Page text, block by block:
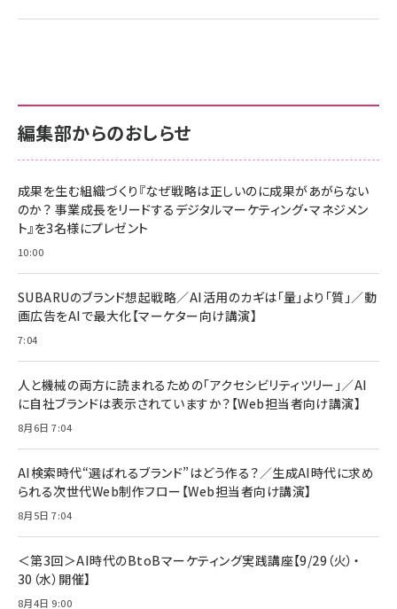
編集部からのおしらせ
成果を生む組織づくり『なぜ戦略は正しいのに成果があがらない
のか？ 事業成長をリードするデジタルマーケティング・マネジメン
ト』を3名様にプレゼント
10:00
SUBARUのブランド想起戦略／AI活用のカギは「量」より「質」／動
画広告をAIで最大化【マーケター向け講演】
7:04
人と機械の両方に読まれるための「アクセシビリティツリー」／AI
に自社ブランドは表示されていますか？【Web担当者向け講演】
8月6日 7:04
AI検索時代“選ばれるブランド”はどう作る？／生成AI時代に求め
られる次世代Web制作フロー【Web担当者向け講演】
8月5日 7:04
＜第3回＞AI時代のBtoBマーケティング実践講座【9/29（火）・
30（水）開催】
8月4日 9:00